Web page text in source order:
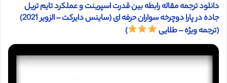
دانلود ترجمه مقاله رابطه بین قدرت اسپرینت و عملکرد تایم تریل
جاده در پارا دوچرخه سواران حرفه ای (ساینس دایرکت – الزویر 2021)
(ترجمه ویژه – طلایی
)